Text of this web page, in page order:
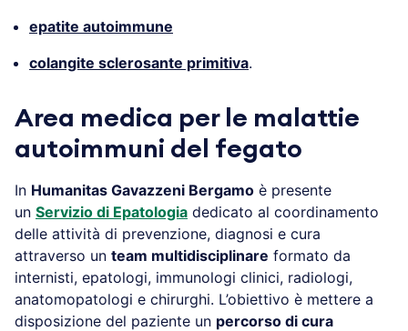
epatite autoimmune
colangite sclerosante primitiva.
Area medica per le malattie
autoimmuni del fegato
In Humanitas Gavazzeni Bergamo è presente
un Servizio di Epatologia dedicato al coordinamento
delle attività di prevenzione, diagnosi e cura
attraverso un team multidisciplinare formato da
internisti, epatologi, immunologi clinici, radiologi,
anatomopatologi e chirurghi. L’obiettivo è mettere a
disposizione del paziente un percorso di cura